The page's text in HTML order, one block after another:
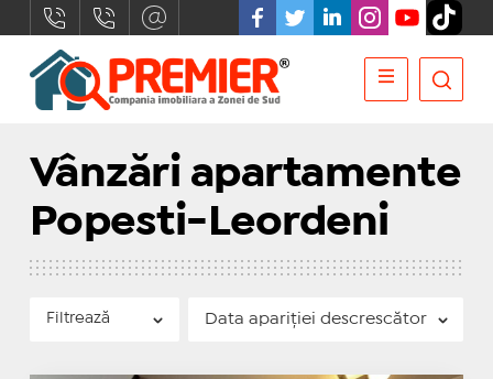
Vânzări apartamente
Popesti-Leordeni
Filtrează